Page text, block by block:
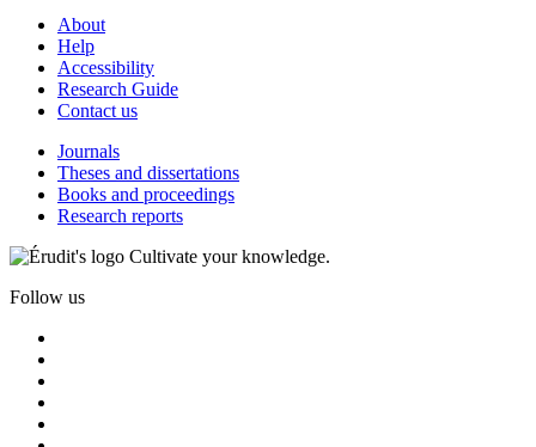
About
Help
Accessibility
Research Guide
Contact us
Journals
Theses and dissertations
Books and proceedings
Research reports
Cultivate your knowledge.
Follow us